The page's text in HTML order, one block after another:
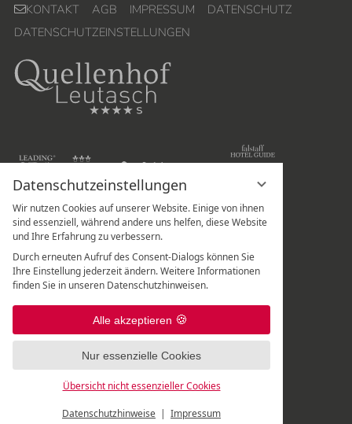
Datenschutzeinstellungen
Wir nutzen Cookies auf unserer Website. Einige von ihnen
sind essenziell, während andere uns helfen, diese Website
und Ihre Erfahrung zu verbessern.
Durch erneuten Aufruf des Consent-Dialogs können Sie
Ihre Einstellung jederzeit ändern. Weitere Informationen
finden Sie in unseren Datenschutzhinweisen.
Alle akzeptieren
Nur essenzielle Cookies
Übersicht nicht essenzieller Cookies
Datenschutzhinweise Impressum
KONTAKT AGB IMPRESSUM
DATENSCHUTZ
DATENSCHUTZEINSTELLUNGEN
Hotel Quellenhof Leutasch
Weidach 288
A-6105 Leutasch/Tirol
Rezeption:+43 5214 67 820
|
Spa-Rezeption:+43 5214 67 82 - 507
Frisör:+43 5214 6782 699